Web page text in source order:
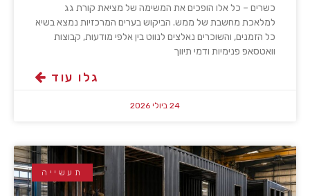
כשרים – כל אלו הופכים את המשימה של מציאת קורת גג
למלאכת מחשבת של ממש. הביקוש בערים המרכזיות נמצא בשיא
כל הזמנים, והשוכרים נאלצים לנווט בין אלפי מודעות, קבוצות
וואטסאפ פנימיות ודמי תיווך
גלו עוד
24 ביולי 2026
תעשייה